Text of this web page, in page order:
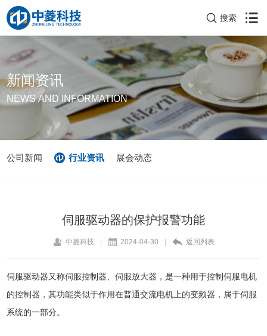
搜索
新闻资讯
NEWS AND INFORMATION
公司新闻 行业资讯 展会动态
伺服驱动器的保护报警功能
中菱科技 | 2024-04-30 | 返回列表
伺服驱动器又称伺服控制器、伺服放大器，是一种用于控制伺服电机
的控制器，其功能类似于作用在普通交流电机上的变频器，属于伺服
系统的一部分。